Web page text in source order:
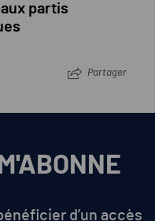
partis
Partager
d’un accès